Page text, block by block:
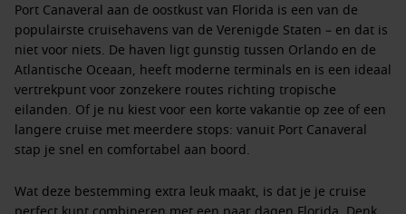
Port Canaveral aan de oostkust van Florida is een van de
populairste cruisehavens van de Verenigde Staten – en dat is
niet voor niets. De haven ligt gunstig tussen Orlando en de
Atlantische Oceaan, heeft moderne terminals en is een ideaal
vertrekpunt voor zonzekere routes richting tropische
eilanden. Of je nu kiest voor een korte vakantie op zee of een
langere cruise met meerdere stops: vanuit Port Canaveral
stap je snel en comfortabel aan boord.
Wat deze bestemming extra leuk maakt, is dat je je cruise